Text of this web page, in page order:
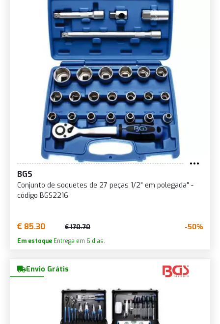
BGS
Conjunto de soquetes de 27 peças 1/2" em polegada" -
código BGS2216
€ 85.30 € 170.70 -50%
Em estoque Entrega em 6 dias.
Envio Grátis